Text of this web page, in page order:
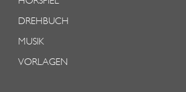
DREHBUCH
MUSIK
VORLAGEN